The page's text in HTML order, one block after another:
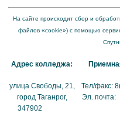
На сайте происходит сбор и
файлов «cookie») с помощью
Адрес колледжа:
улица Свободы, 21,
город Таганрог,
347902
Тел/факс:
Эл. почта: